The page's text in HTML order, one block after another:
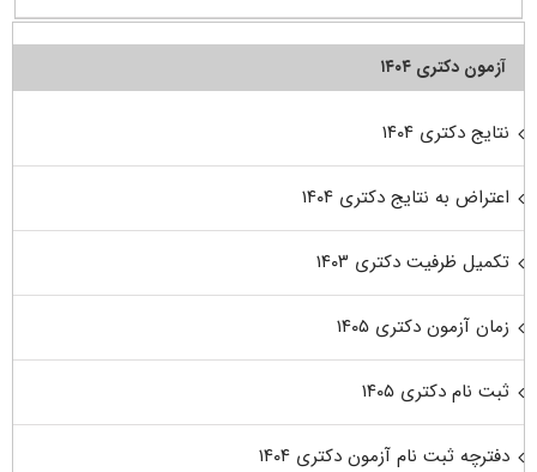
آزمون دکتری ۱۴۰۴
نتایج دکتری ۱۴۰۴
اعتراض به نتایج دکتری ۱۴۰۴
تکمیل ظرفیت دکتری ۱۴۰۳
زمان آزمون دکتری ۱۴۰۵
ثبت نام دکتری ۱۴۰۵
دفترچه ثبت نام آزمون دکتری ۱۴۰۴